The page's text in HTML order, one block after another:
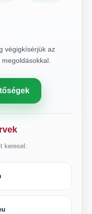
végigkísérjük az
keresel: